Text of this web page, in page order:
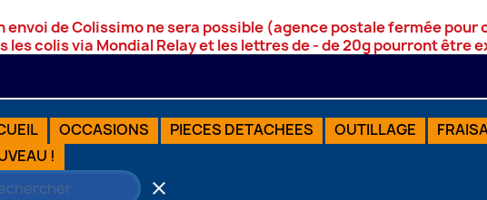
envoi de Colissimo ne sera possible (agence postale fermée
les colis via Mondial Relay et les lettres de - de 20g pourront être
OCCASIONS PIECES DETACHEES OUTILLAGE
!
clear